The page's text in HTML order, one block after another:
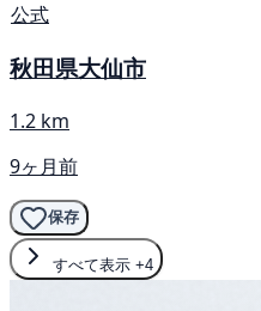
公式
秋田県大仙市
1.2 km
9ヶ月前
保存
すべて表示 +4